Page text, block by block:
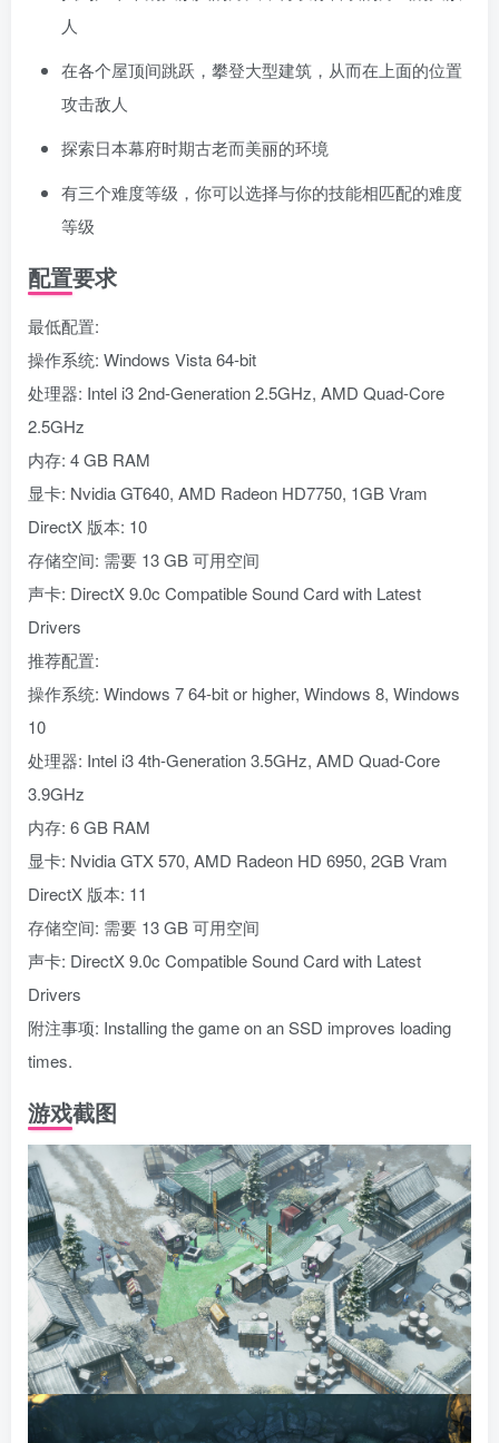
人
在各个屋顶间跳跃，攀登大型建筑，从而在上面的位置
攻击敌人
探索日本幕府时期古老而美丽的环境
有三个难度等级，你可以选择与你的技能相匹配的难度
等级
配置要求
最低配置:
操作系统: Windows Vista 64-bit
处理器: Intel i3 2nd-Generation 2.5GHz, AMD Quad-Core
2.5GHz
内存: 4 GB RAM
显卡: Nvidia GT640, AMD Radeon HD7750, 1GB Vram
DirectX 版本: 10
存储空间: 需要 13 GB 可用空间
声卡: DirectX 9.0c Compatible Sound Card with Latest
Drivers
推荐配置:
操作系统: Windows 7 64-bit or higher, Windows 8, Windows
10
处理器: Intel i3 4th-Generation 3.5GHz, AMD Quad-Core
3.9GHz
内存: 6 GB RAM
显卡: Nvidia GTX 570, AMD Radeon HD 6950, 2GB Vram
DirectX 版本: 11
存储空间: 需要 13 GB 可用空间
声卡: DirectX 9.0c Compatible Sound Card with Latest
Drivers
附注事项: Installing the game on an SSD improves loading
times.
游戏截图